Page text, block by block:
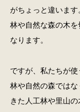
がちょっと違いま
林や自然な森の木
なります。
ですが、私たちが
林や自然の森では
きた人工林や里山の